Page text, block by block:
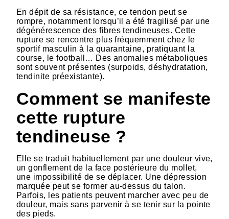
En dépit de sa résistance, ce tendon peut se
rompre, notamment lorsqu’il a été fragilisé par une
dégénérescence des fibres tendineuses. Cette
rupture se rencontre plus fréquemment chez le
sportif masculin à la quarantaine, pratiquant la
course, le football… Des anomalies métaboliques
sont souvent présentes (surpoids, déshydratation,
tendinite préexistante).
Comment se manifeste
cette rupture
tendineuse ?
Elle se traduit habituellement par une douleur vive,
un gonflement de la face postérieure du mollet,
une impossibilité de se déplacer. Une dépression
marquée peut se former au-dessus du talon.
Parfois, les patients peuvent marcher avec peu de
douleur, mais sans parvenir à se tenir sur la pointe
des pieds.